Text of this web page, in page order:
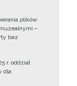
plików
–
bez
r. oddział
dla